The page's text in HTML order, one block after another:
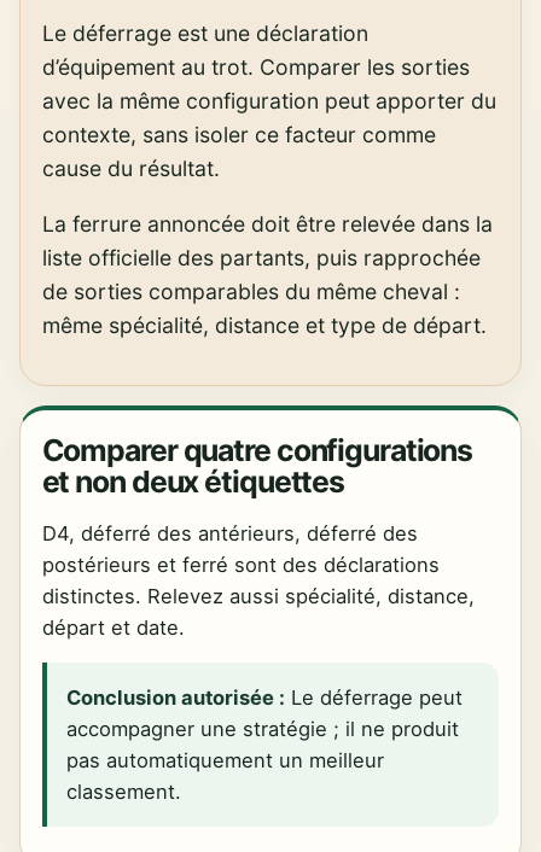
Le déferrage est une déclaration
d’équipement au trot. Comparer les sorties
avec la même configuration peut apporter du
contexte, sans isoler ce facteur comme
cause du résultat.
La ferrure annoncée doit être relevée dans la
liste officielle des partants, puis rapprochée
de sorties comparables du même cheval :
même spécialité, distance et type de départ.
Comparer quatre configurations
et non deux étiquettes
D4, déferré des antérieurs, déferré des
postérieurs et ferré sont des déclarations
distinctes. Relevez aussi spécialité, distance,
départ et date.
Conclusion autorisée : Le déferrage peut
accompagner une stratégie ; il ne produit
pas automatiquement un meilleur
classement.